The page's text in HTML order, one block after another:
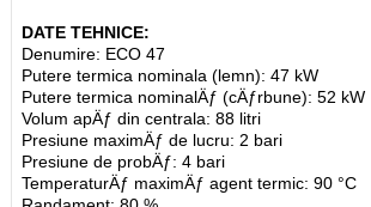
DATE TEHNICE:
Denumire: ECO 47
Putere termica nominala (lemn): 47 kW
Putere termica nominalÄƒ (cÄƒrbune): 52 kW
Volum apÄƒ din centrala: 88 litri
Presiune maximÄƒ de lucru: 2 bari
Presiune de probÄƒ: 4 bari
TemperaturÄƒ maximÄƒ agent termic: 90 °C